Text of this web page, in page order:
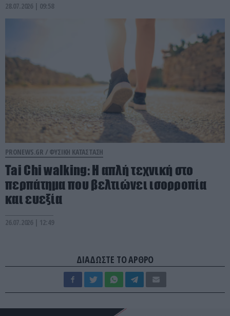
28.07.2026 | 09:58
PRONEWS.GR / ΦΥΣΙΚΗ ΚΑΤΑΣΤΑΣΗ
Tai Chi walking: Η απλή τεχνική στο
περπάτημα που βελτιώνει ισορροπία
και ευεξία
26.07.2026 | 12:49
ΔΙΑΔΩΣΤΕ ΤΟ ΑΡΘΡΟ